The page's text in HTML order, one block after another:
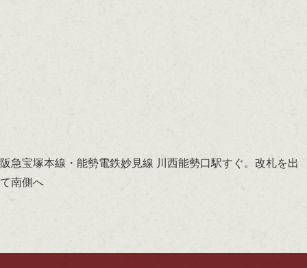
阪急宝塚本線・能勢電鉄妙見線 川西能勢口駅すぐ。改札を出
て南側へ